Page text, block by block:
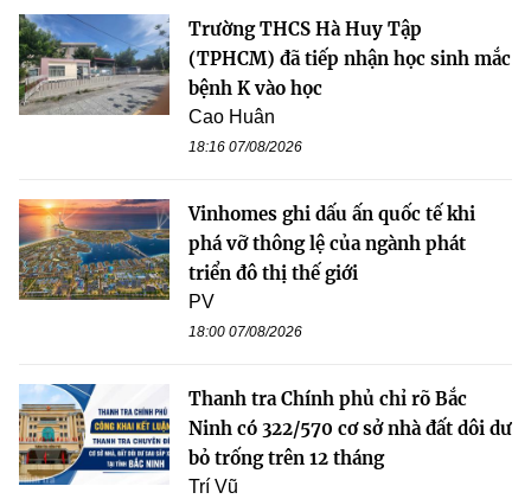
Trường THCS Hà Huy Tập
(TPHCM) đã tiếp nhận học sinh mắc
bệnh K vào học
Cao Huân
18:16 07/08/2026
Vinhomes ghi dấu ấn quốc tế khi
phá vỡ thông lệ của ngành phát
triển đô thị thế giới
PV
18:00 07/08/2026
Thanh tra Chính phủ chỉ rõ Bắc
Ninh có 322/570 cơ sở nhà đất dôi dư
bỏ trống trên 12 tháng
Trí Vũ